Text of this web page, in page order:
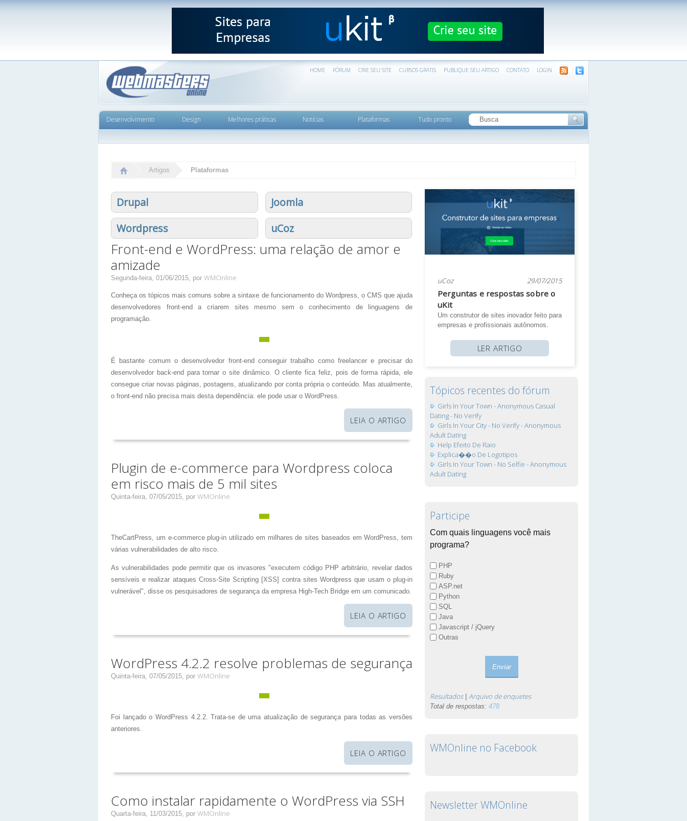
HOME FÓRUM CRIE SEU SITE CURSOS GRÁTIS PUBLIQUE SEU ARTIGO CONTATO LOGIN
Desenvolvimento Design Melhores práticas Notícias Plataformas Tudo pronto
Artigos Plataformas
Drupal
Joomla
Wordpress
uCoz
Front-end e WordPress: uma relação de amor e
amizade
Segunda-feira, 01/06/2015, por WMOnline
Conheça os tópicos mais comuns sobre a sintaxe de funcionamento do Wordpress, o CMS que ajuda
desenvolvedores front-end a criarem sites mesmo sem o conhecimento de linguagens de
programação.
É bastante comum o desenvolvedor front-end conseguir trabalho como freelancer e precisar do
desenvolvedor back-end para tornar o site dinâmico. O cliente fica feliz, pois de forma rápida, ele
consegue criar novas páginas, postagens, atualizando por conta própria o conteúdo. Mas atualmente,
o front-end não precisa mais desta dependência: ele pode usar o WordPress.
LEIA O ARTIGO
Plugin de e-commerce para Wordpress coloca
em risco mais de 5 mil sites
Quinta-feira, 07/05/2015, por WMOnline
TheCartPress, um e-commerce plug-in utilizado em milhares de sites baseados em WordPress, tem
várias vulnerabilidades de alto risco.
As vulnerabilidades pode permitir que os invasores "executem código PHP arbitrário, revelar dados
sensíveis e realizar ataques Cross-Site Scripting [XSS] contra sites Wordpress que usam o plug-in
vulnerável", disse os pesquisadores de segurança da empresa High-Tech Bridge em um comunicado.
LEIA O ARTIGO
WordPress 4.2.2 resolve problemas de segurança
Quinta-feira, 07/05/2015, por WMOnline
Foi lançado o WordPress 4.2.2. Trata-se de uma atualização de segurança para todas as versões
anteriores.
LEIA O ARTIGO
Como instalar rapidamente o WordPress via SSH
Quarta-feira, 11/03/2015, por WMOnline
uCoz 29/07/2015
Perguntas e respostas sobre o
uKit
Um construtor de sites inovador feito para
empresas e profissionais autônomos.
LER ARTIGO
Tópicos recentes do fórum
Girls In Your Town - Anonymous Casual
Dating - No Verify
Girls In Your City - No Verify - Anonymous
Adult Dating
Help Efeito De Raio
Explica��o De Logotipos
Girls In Your Town - No Selfie - Anonymous
Adult Dating
Participe
Com quais linguagens você mais
programa?
PHP
Ruby
ASP.net
Python
SQL
Java
Javascript / jQuery
Outras
Resultados| Arquivo de enquetes
Total de respostas: 478
WMOnline no Facebook
Newsletter WMOnline